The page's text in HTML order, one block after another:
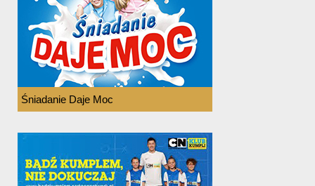
Śniadanie Daje Moc